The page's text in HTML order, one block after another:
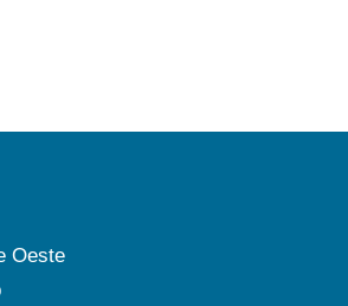
Oeste